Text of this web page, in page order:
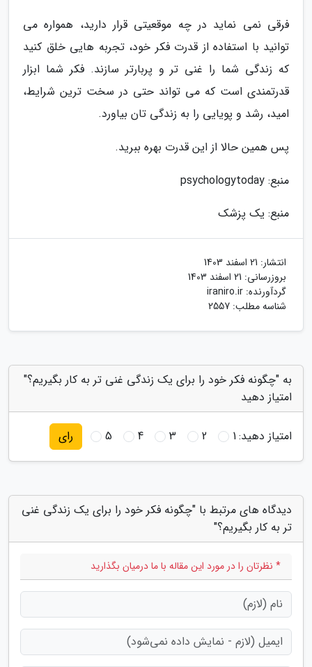
فرقی نمی نماید در چه موقعیتی قرار دارید، همواره می
توانید با استفاده از قدرت فکر خود، تجربه هایی خلق کنید
که زندگی شما را غنی تر و پربارتر سازند. فکر شما ابزار
قدرتمندی است که می تواند حتی در سخت ترین شرایط،
امید، رشد و پویایی را به زندگی تان بیاورد.
پس همین حالا از این قدرت بهره ببرید.
منبع: psychologytoday
منبع: یک پزشک
انتشار: 21 اسفند 1403
بروزرسانی: 21 اسفند 1403
گردآورنده: iraniro.ir
شناسه مطلب: 2557
به "چگونه فکر خود را برای یک زندگی غنی تر به کار بگیریم؟"
امتیاز دهید
امتیاز دهید:1
2
3
4
5 رای
دیدگاه های مرتبط با "چگونه فکر خود را برای یک زندگی غنی
تر به کار بگیریم؟"
* نظرتان را در مورد این مقاله با ما درمیان بگذارید